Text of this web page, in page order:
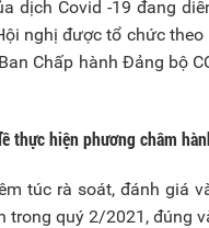
dịch Covid -19 đang
nghị được tổ chức
Chấp hành Đảng bộ
thực hiện phương châm
túc rà soát, đánh giá
trong quý 2/2021, đúng